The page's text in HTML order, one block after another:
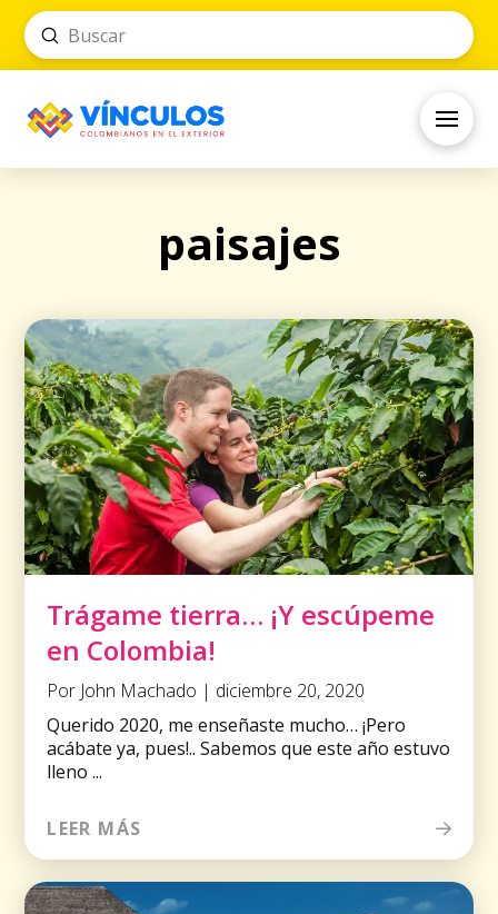
Search
Submit
paisajes
Trágame tierra… ¡Y escúpeme
en Colombia!
Por John Machado | diciembre 20, 2020
Querido 2020, me enseñaste mucho… ¡Pero
acábate ya, pues!.. Sabemos que este año estuvo
lleno ...
LEER MÁS